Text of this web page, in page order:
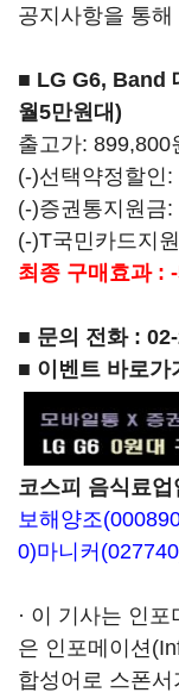
공지사항을 통
■ LG G6, Band
월5만원대)
출고가: 899,800
(-)선택약정할인:
(-)증권통지원금:
(-)T국민카드지
최종 구매효과 :
■ 문의 전화 :
■ 이벤트 바로가
코스피 음식료
보해양조
0)마니커
· 이 기사는 인
은 인포메이션
합성어로 스폰